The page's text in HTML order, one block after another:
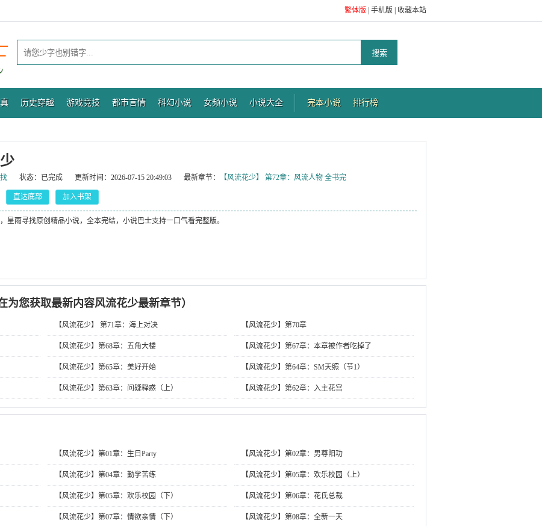
繁体版 手机版 收藏本站
历史穿越 游戏竞技 都市言情 科幻小说 女频小说 小说大全 完本小说 排行榜
状态： 已完成 更新时间： 2026-07-15 20:49:03 最新章节： 【风流花少】 第72章：风流人物 全书完
直达底部 加入书架
，星雨寻找原创精品小说，全本完结，小说巴士支持一口气看完整版。
为您获取最新内容风流花少最新章节）
【风流花少】 第71章：海上对决 【风流花少】第70章
【风流花少】第68章：五角大楼 【风流花少】第67章：本章被作者吃掉了
【风流花少】第65章：美好开始 【风流花少】第64章：SM天照（节1）
【风流花少】第63章：问疑释惑（上） 【风流花少】第62章：入主花宫
【风流花少】第01章：生日Party 【风流花少】第02章：男尊阳功
【风流花少】第04章：勤学苦练 【风流花少】第05章：欢乐校园（上）
【风流花少】第05章：欢乐校园（下） 【风流花少】第06章：花氏总裁
【风流花少】第07章：情欲亲情（下） 【风流花少】第08章：全新一天